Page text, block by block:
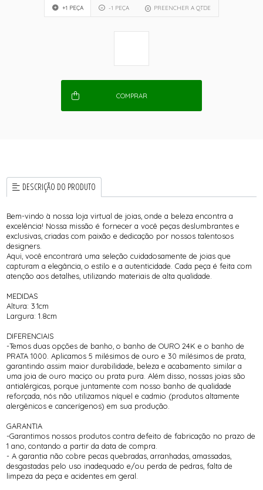
+1 PEÇA -1 PEÇA PREENCHER A QTDE
COMPRAR
DESCRIÇÃO DO PRODUTO
Bem-vindo à nossa loja virtual de joias, onde a beleza encontra a
excelência! Nossa missão é fornecer a você peças deslumbrantes e
exclusivas, criadas com paixão e dedicação por nossos talentosos
designers.
Aqui, você encontrará uma seleção cuidadosamente de joias que
capturam a elegância, o estilo e a autenticidade. Cada peça é feita com
atenção aos detalhes, utilizando materiais de alta qualidade.
MEDIDAS
Altura: 3.1cm
Largura: 1.8cm
DIFERENCIAIS
-Temos duas opções de banho, o banho de OURO 24K e o banho de
PRATA 1000. Aplicamos 5 milésimos de ouro e 30 milésimos de prata,
garantindo assim maior durabilidade, beleza e acabamento similar a
uma joia de ouro maciço ou prata pura. Além disso, nossas joias são
antialérgicas, porque juntamente com nosso banho de qualidade
reforçada, nós não utilizamos níquel e cadmio (produtos altamente
alergênicos e cancerígenos) em sua produção.
GARANTIA
-Garantimos nossos produtos contra defeito de fabricação no prazo de
1 ano, contando a partir da data de compra.
- A garantia não cobre pecas quebradas, arranhadas, amassadas,
desgastadas pelo uso inadequado e/ou perda de pedras, falta de
limpeza da peça e acidentes em geral.